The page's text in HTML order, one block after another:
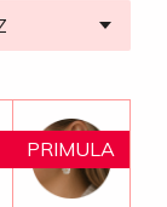
PRIMULA